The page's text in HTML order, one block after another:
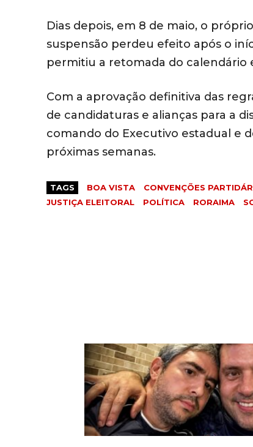
Dias depois, em 8 de maio, o
suspensão perdeu efeito após o
permitiu a retomada do calendário
Com a aprovação definitiva das
de candidaturas e alianças para a
comando do Executivo estadual e
próximas semanas.
TAGS BOA VISTA CONVENÇÕES
JUSTIÇA ELEITORAL
POLÍTICA RORAIMA